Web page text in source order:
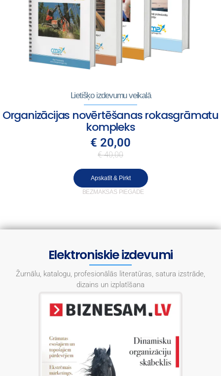
Lietišķo izdevumu veikalā
Organizācijas novērtēšanas rokasgrāmatu
kompleks
€ 20,00
€ 40,00
Apskatīt & Pirkt
BEZMAKSAS PIEGĀDE
Elektroniskie izdevumi
Žurnālu, katalogu, profesionālās literatūras, satura izstrāde,
dizains un izplatīšana